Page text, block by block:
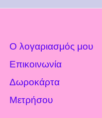
Ο λογαριασμός μου
Επικοινωνία
Δωροκάρτα
Μετρήσου